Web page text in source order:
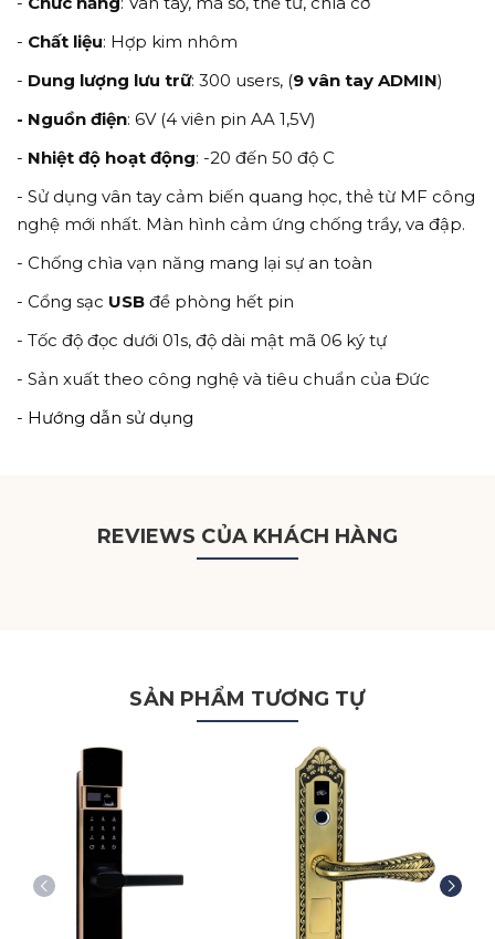
- Chất liệu: Hợp kim nhôm
- Dung lượng lưu trữ: 300 users, (9 vân tay ADMIN)
- Nguồn điện: 6V (4 viên pin AA 1,5V)
- Nhiệt độ hoạt động: -20 đến 50 độ C
- Sử dụng vân tay cảm biến quang học, thẻ từ MF công
nghệ mới nhất. Màn hình cảm ứng chống trầy, va đập.
- Chống chìa vạn năng mang lại sự an toàn
- Cổng sạc USB đề phòng hết pin
- Tốc độ đọc dưới 01s, độ dài mật mã 06 ký tự
- Sản xuất theo công nghệ và tiêu chuẩn của Đức
- Hướng dẫn sử dụng
REVIEWS CỦA KHÁCH HÀNG
SẢN PHẨM TƯƠNG TỰ